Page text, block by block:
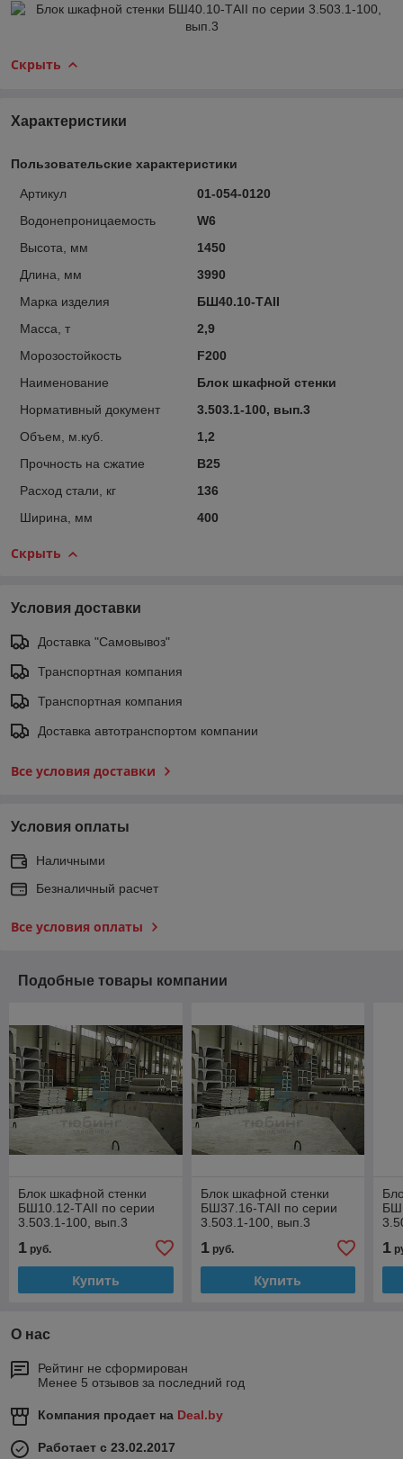
Скрыть
Характеристики
Пользовательские характеристики
Артикул
01-054-0120
Водонепроницаемость
W6
Высота, мм
1450
Длина, мм
3990
Марка изделия
БШ40.10-ТAII
Масса, т
2,9
Морозостойкость
F200
Наименование
Блок шкафной стенки
Нормативный документ
3.503.1-100, вып.3
Объем, м.куб.
1,2
Прочность на сжатие
B25
Расход стали, кг
136
Ширина, мм
400
Скрыть
Условия доставки
Доставка "Самовывоз"
Транспортная компания
Транспортная компания
Доставка автотранспортом компании
Все условия доставки
Условия оплаты
Наличными
Безналичный расчет
Все условия оплаты
Подобные товары компании
Блок шкафной стенки
БШ10.12-ТAII по серии
3.503.1-100, вып.3
1 руб.
Купить
Блок шкафной стенки
БШ37.16-ТAII по серии
3.503.1-100, вып.3
1руб.
Купить
1
О нас
Рейтинг не сформирован
Менее 5 отзывов за последний год
Компания продает на Deal.by
Работает с 23.02.2017